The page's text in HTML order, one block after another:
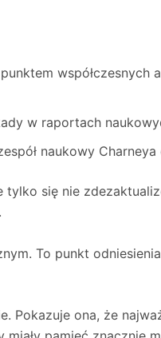
w raportach
naukowy
się nie
To punkt
Pokazuje ona, że